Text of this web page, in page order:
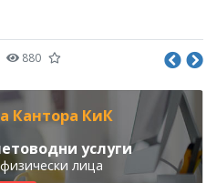
880
Кантора КиК
услуги
лица